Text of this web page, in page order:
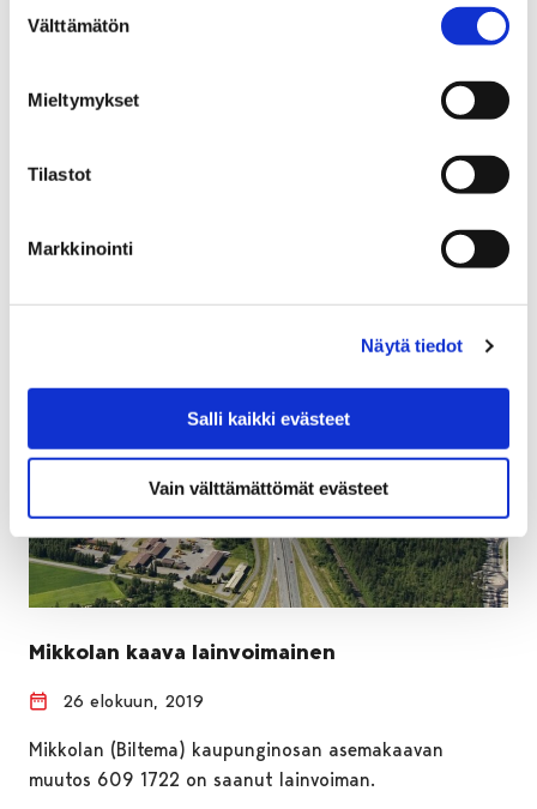
valinta
Välttämätön
Mieltymykset
Tilastot
Markkinointi
Näytä tiedot
Salli kaikki evästeet
Vain välttämättömät evästeet
Porin perusturvalle tuottavuusohjelma
Perusturvan toimialalle luodaan tuottavuusohjelma
määrittelyssä. Tarkoitus on löytää, käynnistää ja
Mikkolan kaava lainvoimainen
26 elokuun, 2019
Mikkolan (Biltema) kaupunginosan asemakaavan
muutos 609 1722 on saanut lainvoiman.